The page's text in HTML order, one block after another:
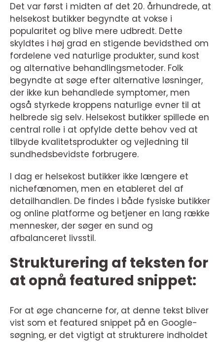
Det var først i midten af det 20. århundrede, at
helsekost butikker begyndte at vokse i
popularitet og blive mere udbredt. Dette
skyldtes i høj grad en stigende bevidsthed om
fordelene ved naturlige produkter, sund kost
og alternative behandlingsmetoder. Folk
begyndte at søge efter alternative løsninger,
der ikke kun behandlede symptomer, men
også styrkede kroppens naturlige evner til at
helbrede sig selv. Helsekost butikker spillede en
central rolle i at opfylde dette behov ved at
tilbyde kvalitetsprodukter og vejledning til
sundhedsbevidste forbrugere.
I dag er helsekost butikker ikke længere et
nichefænomen, men en etableret del af
detailhandlen. De findes i både fysiske butikker
og online platforme og betjener en lang række
mennesker, der søger en sund og
afbalanceret livsstil.
Strukturering af teksten for
at opnå featured snippet:
For at øge chancerne for, at denne tekst bliver
vist som et featured snippet på en Google-
søgning, er det vigtigt at strukturere indholdet